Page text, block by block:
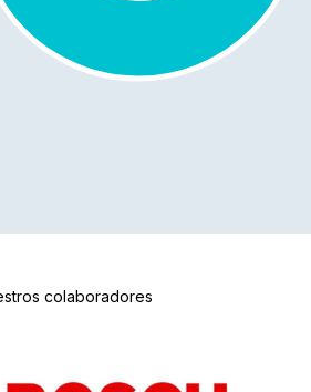
colaboradores